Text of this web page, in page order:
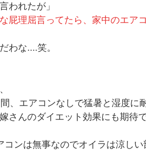
われたが」
屁理屈言ってたら、家中のエア
わな....笑。
、エアコンなしで猛暑と湿度に
さんのダイエット効果にも期待
コンは無事なのでオイラは涼し